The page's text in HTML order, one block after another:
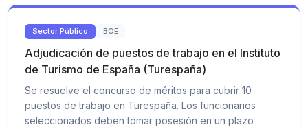
Sector Público BOE
Adjudicación de puestos de trabajo en el Instituto
de Turismo de España (Turespaña)
Se resuelve el concurso de méritos para cubrir 10
puestos de trabajo en Turespaña. Los funcionarios
seleccionados deben tomar posesión en un plazo